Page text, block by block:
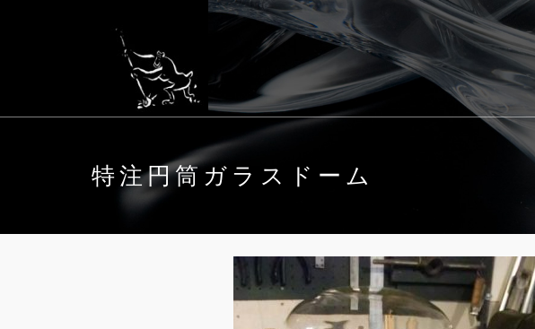
特注円筒ガラスドーム